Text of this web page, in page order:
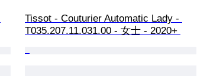
Tissot - Couturier Automatic Lady -
T035.207.11.031.00 - 女士 - 2020+